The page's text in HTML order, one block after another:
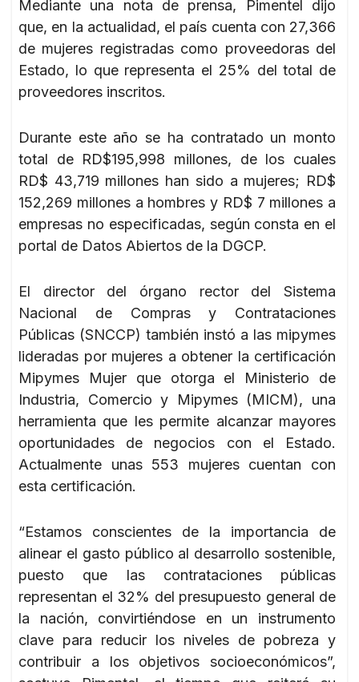
Mediante una nota de prensa, Pimentel dijo
que, en la actualidad, el país cuenta con 27,366
de mujeres registradas como proveedoras del
Estado, lo que representa el 25% del total de
proveedores inscritos.
Durante este año se ha contratado un monto
total de RD$195,998 millones, de los cuales
RD$ 43,719 millones han sido a mujeres; RD$
152,269 millones a hombres y RD$ 7 millones a
empresas no especificadas, según consta en el
portal de Datos Abiertos de la DGCP.
El director del órgano rector del Sistema
Nacional de Compras y Contrataciones
Públicas (SNCCP) también instó a las mipymes
lideradas por mujeres a obtener la certificación
Mipymes Mujer que otorga el Ministerio de
Industria, Comercio y Mipymes (MICM), una
herramienta que les permite alcanzar mayores
oportunidades de negocios con el Estado.
Actualmente unas 553 mujeres cuentan con
esta certificación.
“Estamos conscientes de la importancia de
alinear el gasto público al desarrollo sostenible,
puesto que las contrataciones públicas
representan el 32% del presupuesto general de
la nación, convirtiéndose en un instrumento
clave para reducir los niveles de pobreza y
contribuir a los objetivos socioeconómicos”,